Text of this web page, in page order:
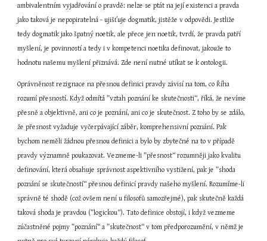
ambivalentním vyjadřování o pravdě: nelze se ptát na její existenci a pravda
jako taková je nepopiratelná - ujišťuje dogmatik, jistěže v odpovědi. Jestliže
tedy dogmatik jako špatný noetik, ale přece jen noetik, tvrdí, že pravda patří
myšlení, je povinností a tedy i v kompetenci noetika definovat, jakouže to
hodnotu našemu myšlení přiznává. Zde není nutné utíkat se k ontologii.
Oprávněnost rezignace na přesnou definici pravdy závisí na tom, co Říha
rozumí přesností. Když odmítá ”vztah poznání ke skutečnosti“, říká, že nevíme
přesně a objektivně, ani co je poznání, ani co je skutečnost. Z toho by se zdálo,
že přesnost vyžaduje vyčerpávající záběr, komprehensivní poznání. Pak
bychom neměli žádnou přesnou definici a bylo by zbytečné na to v případě
pravdy významně poukazovat. Vezmeme-li ”přesnost“ rozumněji jako kvalitu
definování, která obsahuje správnost aspektivního vystižení, pak je ”shoda
poznání se skutečností“ přesnou definicí pravdy našeho myšlení. Rozumíme-li
správně té shodě (což ovšem není u filosofů samozřejmé), pak skutečně každá
taková shoda je pravdou (”logickou“). Tato definice obstojí, i když vezmeme
zúčastněné pojmy ”poznání“ a ”skutečnost“ v tom předporozumění, v němž je